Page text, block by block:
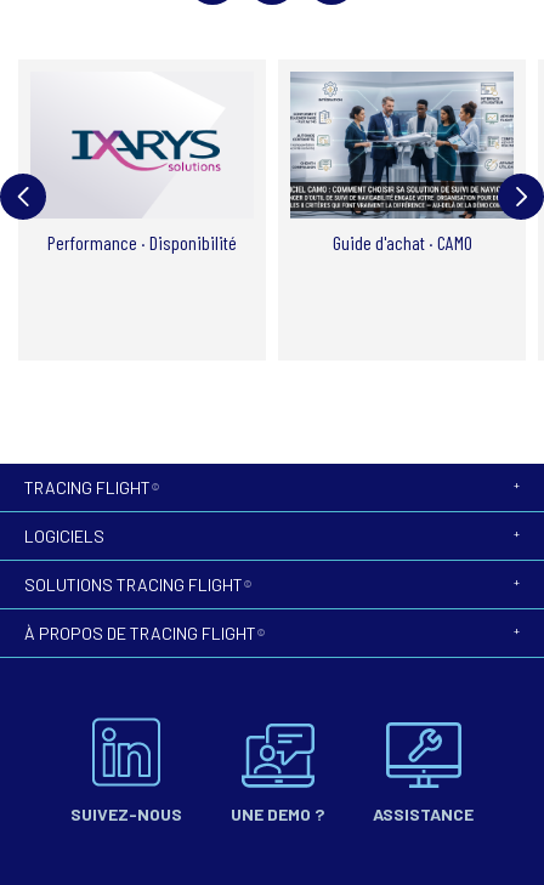
Performance · Disponibilité Guide d'achat · CAMO
TRACING FLIGHT ©
LOGICIELS
SOLUTIONS TRACING FLIGHT ©
À PROPOS DE TRACING FLIGHT ©
SUIVEZ-NOUS UNE DEMO ? ASSISTANCE